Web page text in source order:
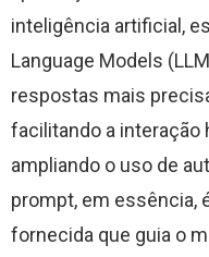
inteligência artificial,
Language Models
respostas mais
facilitando a interação
ampliando o uso de
prompt, em essência,
fornecida que guia o